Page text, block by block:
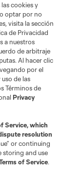
Cookies Settings
name and shield are
(“MLS”). The names
law trademarks of
Any unauthorized use
cookies y
optar por no
visita la sección
de Privacidad
a nuestros
de arbitraje
Al hacer clic
por el
de las
Términos de
Privacy
Service, which
resolution
or continuing
storing and use
of Service.